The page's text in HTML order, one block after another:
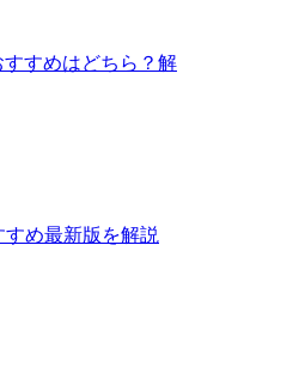
すめはどちら？解
め最新版を解説